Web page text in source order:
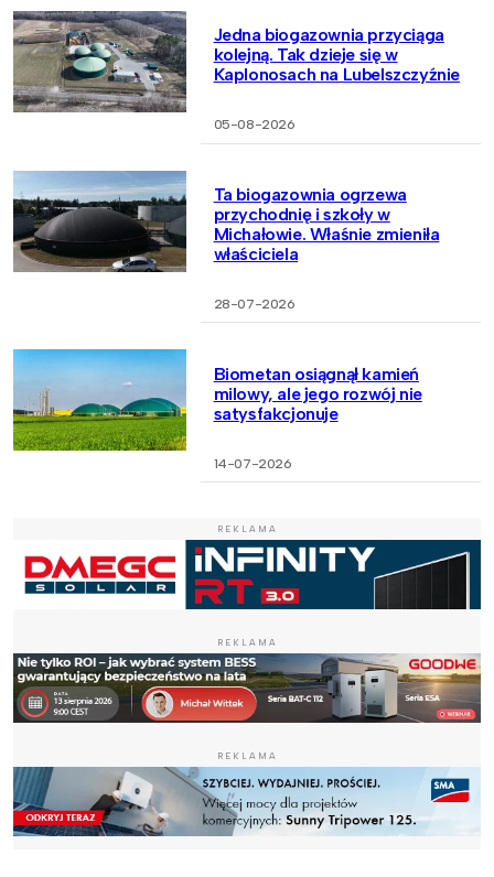
Jedna biogazownia przyciąga
kolejną. Tak dzieje się w
Kaplonosach na Lubelszczyźnie
05-08-2026
Ta biogazownia ogrzewa
przychodnię i szkoły w
Michałowie. Właśnie zmieniła
właściciela
28-07-2026
Biometan osiągnął kamień
milowy, ale jego rozwój nie
satysfakcjonuje
14-07-2026
REKLAMA
REKLAMA
REKLAMA